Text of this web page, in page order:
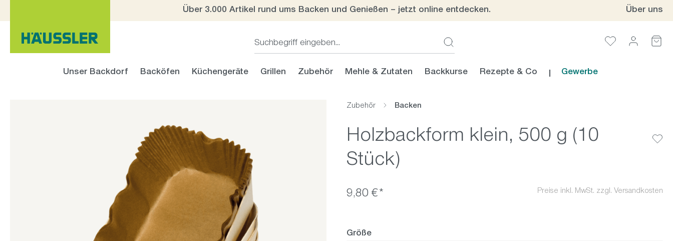
Über 3.000 Artikel rund ums Backen und Genießen – jetzt online entdecken. Über uns
Unser Backdorf Backöfen Küchengeräte Grillen Zubehör Mehle & Zutaten Backkurse Rezepte & Co Gewerbe
Zubehör Backen
Holzbackform klein, 500 g (10
Stück)
9,80 €* Preise inkl. MwSt. zzgl. Versandkosten
Größeauswählen